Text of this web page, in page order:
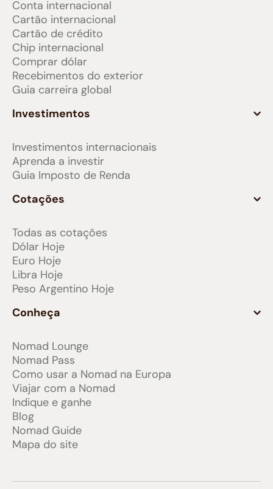
Conta internacional
Cartão internacional
Cartão de crédito
Chip internacional
Comprar dólar
Recebimentos do exterior
Guia carreira global
Investimentos
Investimentos internacionais
Aprenda a investir
Guia Imposto de Renda
Cotações
Todas as cotações
Dólar Hoje
Euro Hoje
Libra Hoje
Peso Argentino Hoje
Conheça
Nomad Lounge
Nomad Pass
Como usar a Nomad na Europa
Viajar com a Nomad
Indique e ganhe
Blog
Nomad Guide
Mapa do site